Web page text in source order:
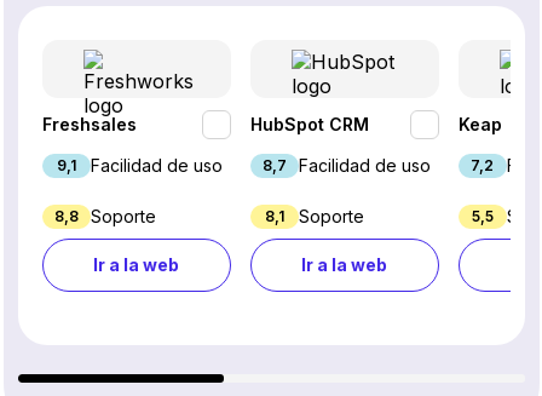
Freshsales
9,1 Facilidad de uso
8,8 Soporte
Ir a la web
HubSpot CRM
8,7 Facilidad de uso
8,1 Soporte
Ir a la web
Keap
7,2
5,5